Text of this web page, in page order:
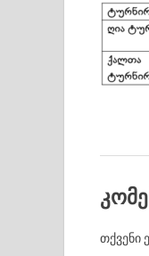
თქვენი